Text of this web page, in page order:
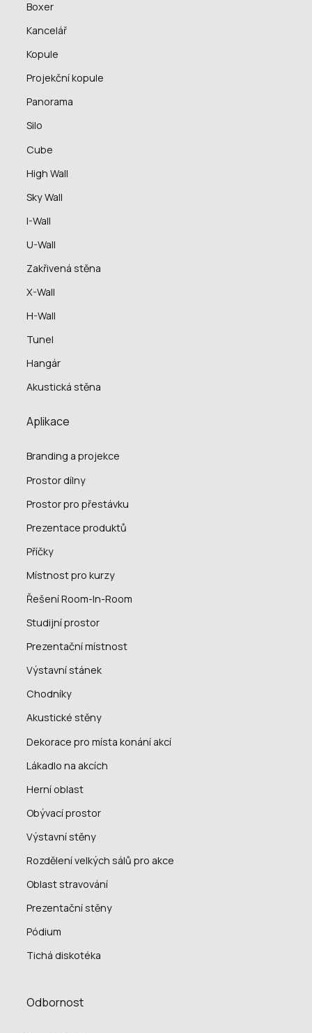
Boxer
Kancelář
Kopule
Projekční kopule
Panorama
Silo
Cube
High Wall
Sky Wall
I-Wall
U-Wall
Zakřivená stěna
X-Wall
H-Wall
Tunel
Hangár
Akustická stěna
Odbornost
Aplikace
Branding a projekce
Prostor dílny
Prostor pro přestávku
Prezentace produktů
Příčky
Místnost pro kurzy
Řešení Room-In-Room
Studijní prostor
Prezentační místnost
Výstavní stánek
Chodníky
Akustické stěny
Dekorace pro místa konání akcí
Lákadlo na akcích
Herní oblast
Obývací prostor
Výstavní stěny
Rozdělení velkých sálů pro akce
Oblast stravování
Prezentační stěny
Pódium
Tichá diskotéka